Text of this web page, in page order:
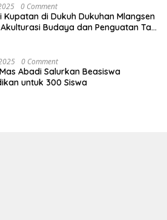
0 Comment
Kupatan di Dukuh Dukuhan Mlangsen
Budaya dan Penguatan Tali
0 Comment
Abadi Salurkan Beasiswa
untuk 300 Siswa